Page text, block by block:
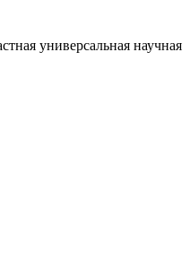
универсальная научная